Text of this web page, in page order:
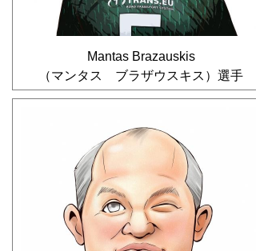
Mantas Brazauskis
（マンタス ブラザウスキス）選手